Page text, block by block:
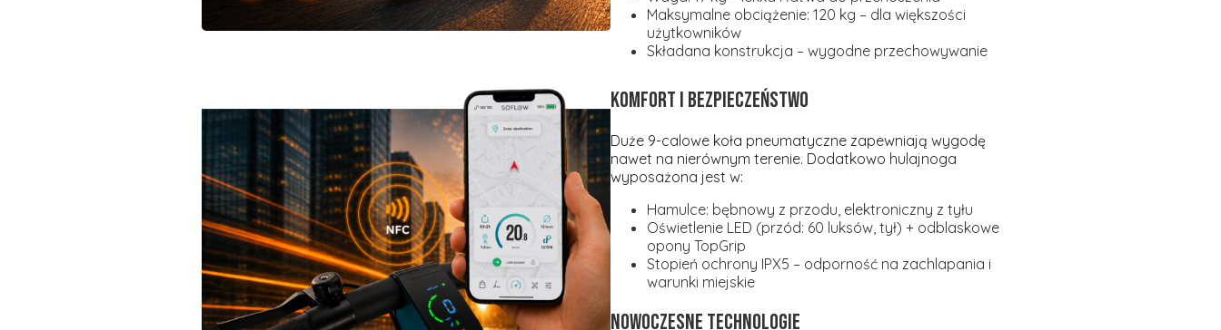
Maksymalne obciążenie: 120 kg – dla większości
użytkowników
Składana konstrukcja – wygodne przechowywanie
Komfort i bezpieczeństwo
Duże 9-calowe koła pneumatyczne zapewniają wygodę
nawet na nierównym terenie. Dodatkowo hulajnoga
wyposażona jest w:
Hamulce: bębnowy z przodu, elektroniczny z tyłu
Oświetlenie LED (przód: 60 luksów, tył) + odblaskowe
opony TopGrip
Stopień ochrony IPX5 – odporność na zachlapania i
warunki miejskie
Nowoczesne technologie